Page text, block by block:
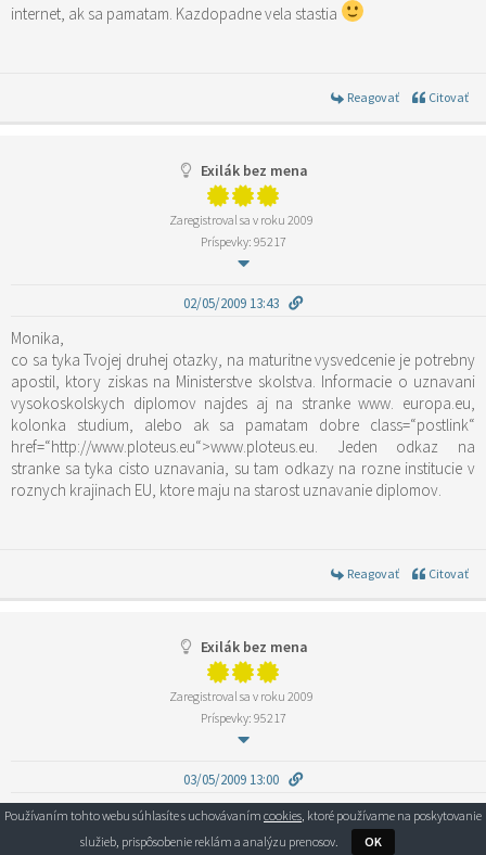
internet, ak sa pamatam. Kazdopadne vela stastia
Reagovať Citovať
Exilák bez mena
Zaregistroval sa v roku 2009
Príspevky: 95217
02/05/2009 13:43
Monika,
co sa tyka Tvojej druhej otazky, na maturitne vysvedcenie je potrebny
apostil, ktory ziskas na Ministerstve skolstva. Informacie o uznavani
vysokoskolskych diplomov najdes aj na stranke www. europa.eu,
kolonka studium, alebo ak sa pamatam dobre class=“postlink“
href=“http://www.ploteus.eu“>www.ploteus.eu. Jeden odkaz na
stranke sa tyka cisto uznavania, su tam odkazy na rozne institucie v
roznych krajinach EU, ktore maju na starost uznavanie diplomov.
Reagovať Citovať
Exilák bez mena
Zaregistroval sa v roku 2009
Príspevky: 95217
03/05/2009 13:00
Ahoj Zuzka, ja mam tiez za sebou rocny statnicovy kurz v
Thessalonikach, statnice na Gamu vo vacku ale p.d z toho. Mala som
Používaním tohto webu súhlasíte s uchovávaním cookies, ktoré používame na poskytovanie
služieb, prispôsobenie reklám a analýzu prenosov.
OK